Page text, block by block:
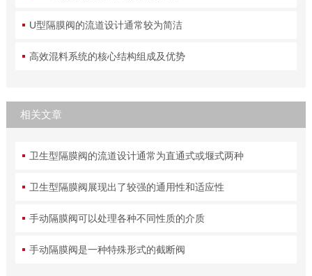
U型隔膜阀的流道设计通常较为简洁
高效混料系统的核心结构组成及优势
相关文章
卫生型隔膜阀的流道设计通常为直通式或堰式两种
卫生型隔膜阀展现出了较强的通用性和适应性
手动隔膜阀可以处理各种不同性质的介质
手动隔膜阀是一种特殊形式的截断阀